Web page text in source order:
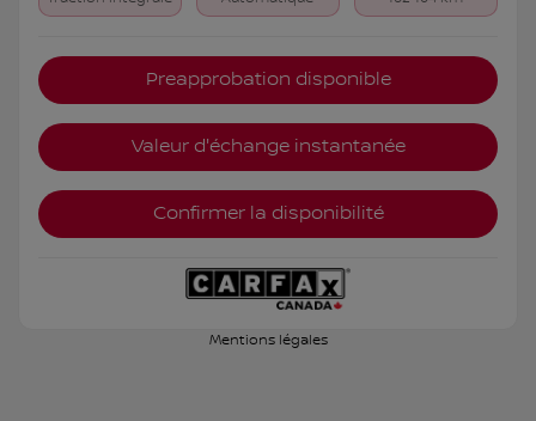
Preapprobation disponible
Valeur d'échange instantanée
Confirmer la disponibilité
Mentions légales